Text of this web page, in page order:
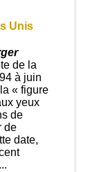
Unis
de la
à juin
« figure
yeux
de
de
date,